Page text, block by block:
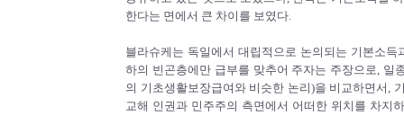
한다는 면에서 큰 차이를 보였다.
블라슈케는 독일에서 대립적으로 논의되는 기본소
하의 빈곤층에만 급부를 맞추어 주자는 주장으로, 일
의 기초생활보장급여와 비슷한 논리)을 비교하면서,
교해 인권과 민주주의 측면에서 어떠한 위치를 차지